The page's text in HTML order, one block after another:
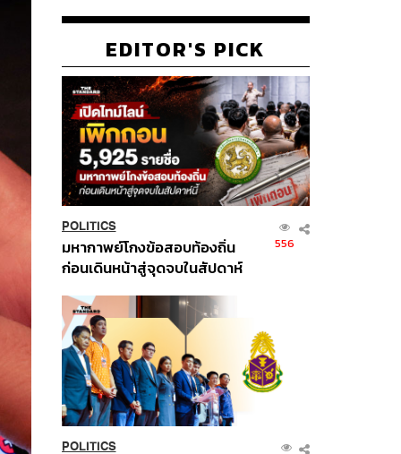
EDITOR'S PICK
POLITICS
มหากาพย์โกงข้อสอบท้องถิ่น
ก่อนเดินหน้าสู่จุดจบในสัปดาห์
556
POLITICS